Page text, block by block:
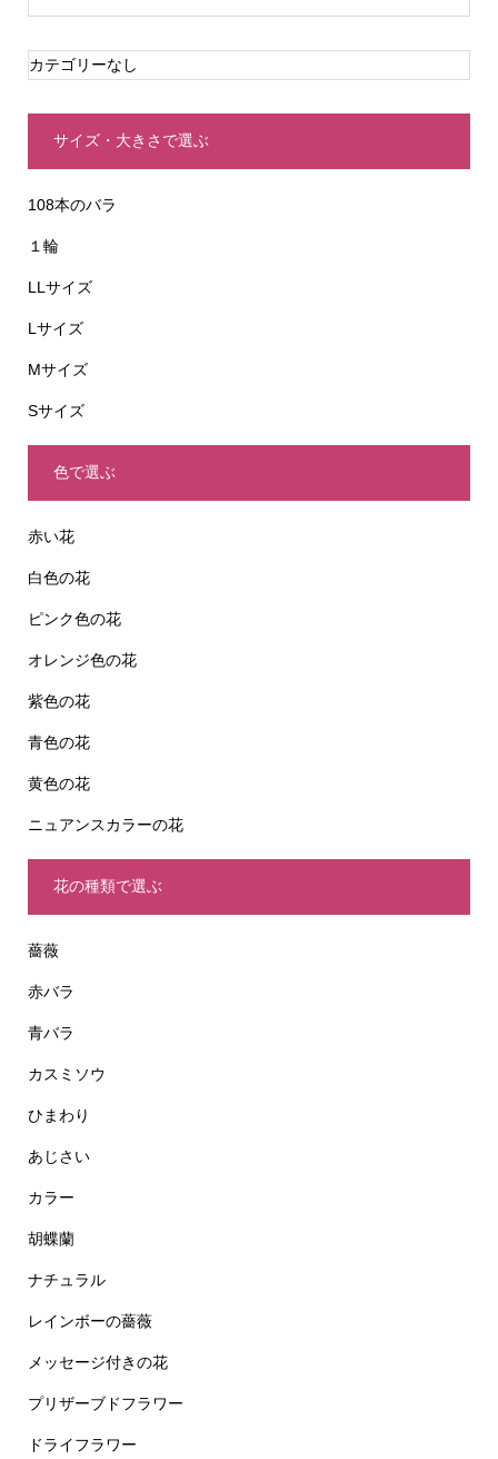
カテゴリーなし
サイズ・大きさで選ぶ
108本のバラ
１輪
LLサイズ
Lサイズ
Mサイズ
Sサイズ
色で選ぶ
赤い花
白色の花
ピンク色の花
オレンジ色の花
紫色の花
青色の花
黄色の花
ニュアンスカラーの花
花の種類で選ぶ
薔薇
赤バラ
青バラ
カスミソウ
ひまわり
あじさい
カラー
胡蝶蘭
ナチュラル
レインボーの薔薇
メッセージ付きの花
プリザーブドフラワー
ドライフラワー